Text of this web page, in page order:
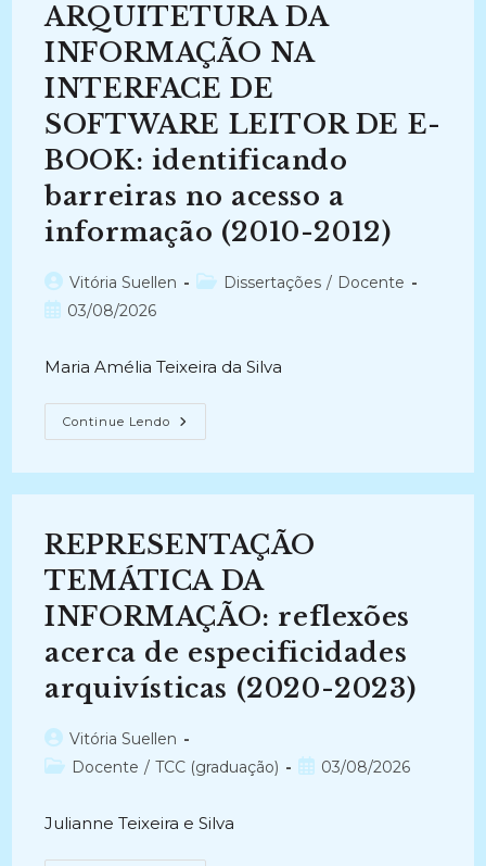
ARQUIVÍSTICAS
(2020-
2023)
ARQUITETURA DA
INFORMAÇÃO NA
INTERFACE DE
SOFTWARE LEITOR DE E-
BOOK: identificando
barreiras no acesso a
informação (2010-2012)
Autor
do
Vitória Suellen
Categoria
Dissertações / Docente
Post03/08/2026
Maria Amélia Teixeira da Silva
Continue Lendo ARQUITETURA
DA
DE
DE
E-
BOOK:
Identificando
Barreiras
No
Acesso
A
Informação
(2010-
2012)
REPRESENTAÇÃO
TEMÁTICA DA
INFORMAÇÃO: reflexões
acerca de especificidades
arquivísticas (2020-2023)
Autor
do
Vitória Suellen
Categoria
Docente / TCC (graduação)
Post03/08/2026
Julianne Teixeira e Silva